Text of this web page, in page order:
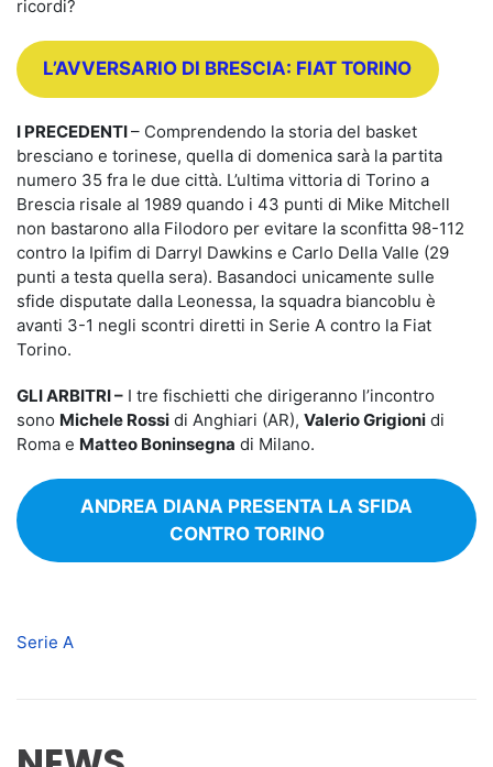
ricordi?
L’AVVERSARIO DI BRESCIA: FIAT TORINO
I PRECEDENTI– Comprendendo la storia del basket
bresciano e torinese, quella di domenica sarà la partita
numero 35 fra le due città. L’ultima vittoria di Torino a
Brescia risale al 1989 quando i 43 punti di Mike Mitchell
non bastarono alla Filodoro per evitare la sconfitta 98-112
contro la Ipifim di Darryl Dawkins e Carlo Della Valle (29
punti a testa quella sera). Basandoci unicamente sulle
sfide disputate dalla Leonessa, la squadra biancoblu è
avanti 3-1 negli scontri diretti in Serie A contro la Fiat
Torino.
GLI ARBITRI – I tre fischietti che dirigeranno l’incontro
sono Michele Rossi di Anghiari (AR), Valerio Grigioni di
Roma e Matteo Boninsegna di Milano.
ANDREA DIANA PRESENTA LA SFIDA
CONTRO TORINO
Serie A